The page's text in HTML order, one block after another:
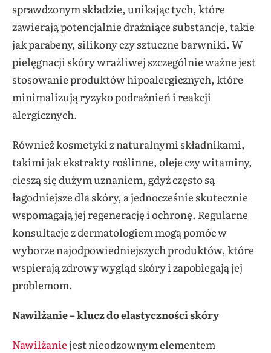
sprawdzonym składzie, unikając tych, które
zawierają potencjalnie drażniące substancje, takie
jak parabeny, silikony czy sztuczne barwniki. W
pielęgnacji skóry wrażliwej szczególnie ważne jest
stosowanie produktów hipoalergicznych, które
minimalizują ryzyko podrażnień i reakcji
alergicznych.
Również kosmetyki z naturalnymi składnikami,
takimi jak ekstrakty roślinne, oleje czy witaminy,
cieszą się dużym uznaniem, gdyż często są
łagodniejsze dla skóry, a jednocześnie skutecznie
wspomagają jej regenerację i ochronę. Regularne
konsultacje z dermatologiem mogą pomóc w
wyborze najodpowiedniejszych produktów, które
wspierają zdrowy wygląd skóry i zapobiegają jej
problemom.
Nawilżanie – klucz do elastyczności skóry
Nawilżaniejest nieodzownym elementem